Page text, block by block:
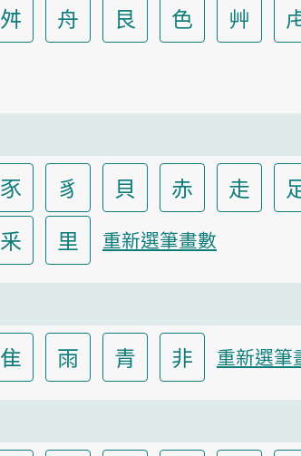
舛 舟 艮 色 艸
豕 豸 貝 赤 走
釆 里 重新選筆畫數
隹 雨 青 非 重新選筆